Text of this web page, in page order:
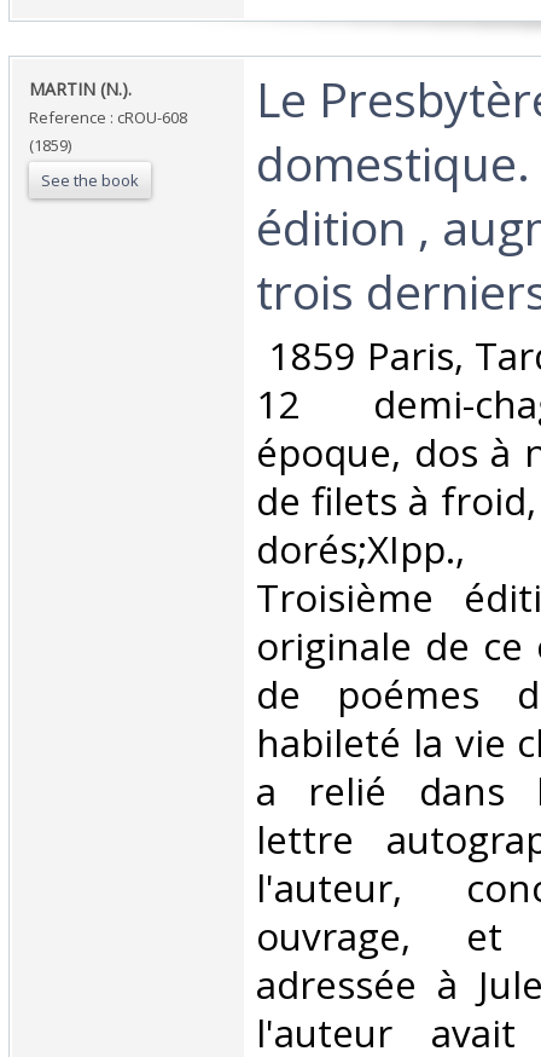
‎MARTIN (N.).‎
Reference : cROU-608
(1859)
See the book
‎Le
édition ,
trois
1859 Paris,
12 demi-
époque, dos à
de filets à
Troisième
originale de ce
de poémes
habileté la vie
a relié dans
lettre
l'auteur,
ouvrage, et
adressée à
l'auteur